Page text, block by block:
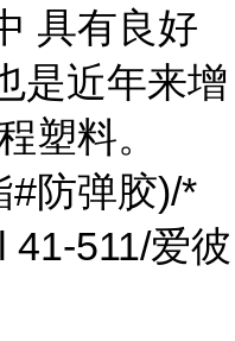
具有良好
是近年来增
塑料。
弹胶)/*
41-511/爱彼